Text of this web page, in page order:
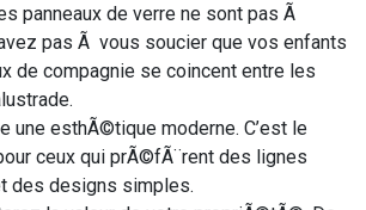
panneaux de verre ne sont pas Ã
pas Ã vous soucier que vos enfants
de compagnie se coincent entre les
une esthÃ©tique moderne. C’est le
ceux qui prÃ©fÃ¨rent des lignes
des designs simples.